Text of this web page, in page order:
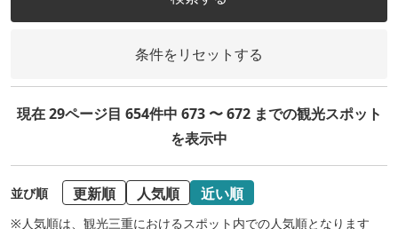
条件をリセットする
現在 29ページ目 654件中 673 〜 672 までの観光スポット
を表示中
並び順 更新順 人気順 近い順
※人気順は、観光三重におけるスポット内での人気順となります